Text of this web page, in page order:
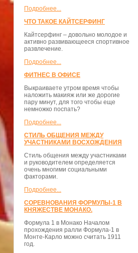
Подробнее...
ЧТО ТАКОЕ КАЙТСЕРФИНГ
Кайтсерфинг – довольно молодое и
активно развивающееся спортивное
развлечение.
Подробнее...
ФИТНЕС В ОФИСЕ
Выкраиваете утром время чтобы
наложить макияж или же дорогие
пару минут, для того чтобы еще
немножко поспать?
Подробнее...
СТИЛЬ ОБЩЕНИЯ МЕЖДУ
УЧАСТНИКАМИ ВОСХОЖДЕНИЯ
Стиль общения между участниками
и руководителем определяется
очень многими социальными
факторами.
Подробнее...
СОРЕВНОВАНИЯ ФОРМУЛЫ-1 В
КНЯЖЕСТВЕ МОНАКО.
Формула 1 в Монако Началом
прохождения ралли Формула-1 в
Монте-Карло можно считать 1911
год.